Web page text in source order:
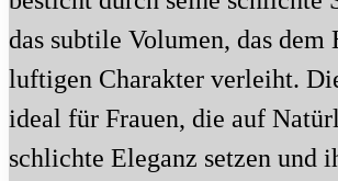
das subtile Volumen, das dem
luftigen Charakter verleiht.
ideal für Frauen, die auf
schlichte Eleganz setzen und